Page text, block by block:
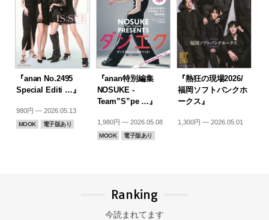
『anan No.2495
Special Editi …』
980円 — 2026.05.13
MOOK 電子版あり
『anan特別編集
NOSUKE -
Team”S”pe …』
1,980円 — 2026.05.08
MOOK 電子版あり
『熱狂の現場2026/
福岡ソフトバンクホ
ークス』
1,300円 — 2026.05.01
Ranking
今読まれてます